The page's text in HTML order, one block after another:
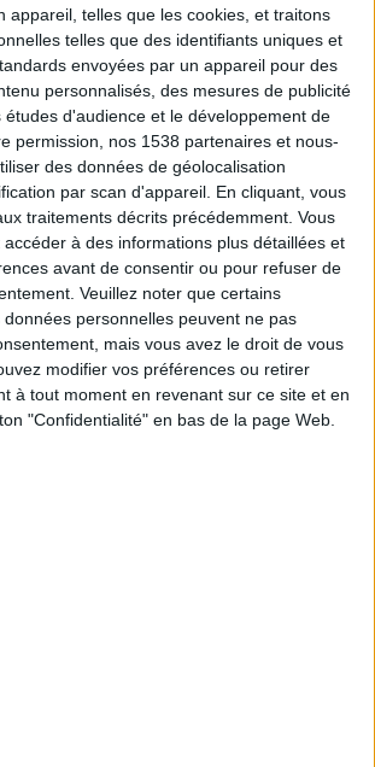
appareil, telles que les cookies, et traitons
telles que des identifiants uniques et
envoyées par un appareil pour des
personnalisés, des mesures de publicité
d'audience et le développement de
permission, nos 1538 partenaires et nous-
des données de géolocalisation
par scan d'appareil. En cliquant, vous
traitements décrits précédemment. Vous
à des informations plus détaillées et
avant de consentir ou pour refuser de
Veuillez noter que certains
personnelles peuvent ne pas
mais vous avez le droit de vous
modifier vos préférences ou retirer
à tout moment en revenant sur ce site et en
"Confidentialité" en bas de la page Web.
en direct Voir tout
la viande par des féculents ?
diététique du 05/08/2026